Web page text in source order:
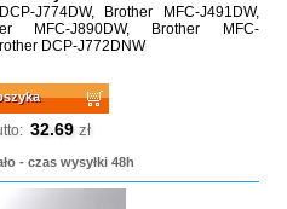
J774DW, Brother MFC-J491DW,
MFC-J890DW, Brother MFC-
DCP-J772DNW
32.69 zł
- czas wysyłki 48h